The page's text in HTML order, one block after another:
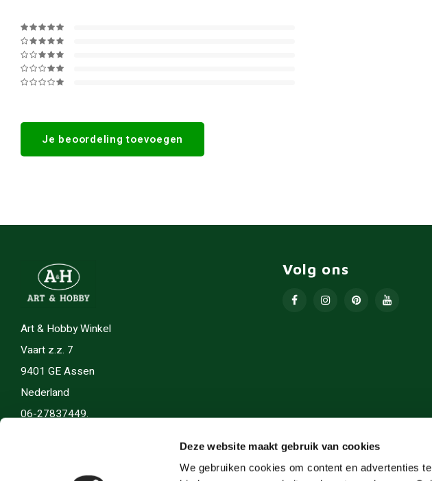
Deze website maakt gebruik van cookies
We gebruiken cookies om content en advertenties
Je beoordeling toevoegen
Art & Hobby Winkel
Vaart z.z. 7
9401 GE Assen
Nederland
06-27837449.
Volg ons